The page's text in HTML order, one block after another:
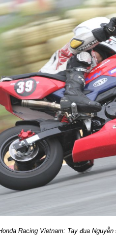
Racing Vietnam: Tay đua